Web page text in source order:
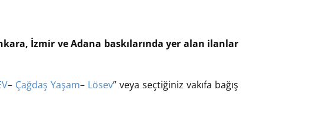
İzmir ve Adana baskılarında yer alan ilanlar
– Çağdaş Yaşam– Lösev” veya seçtiğiniz vakıfa bağış